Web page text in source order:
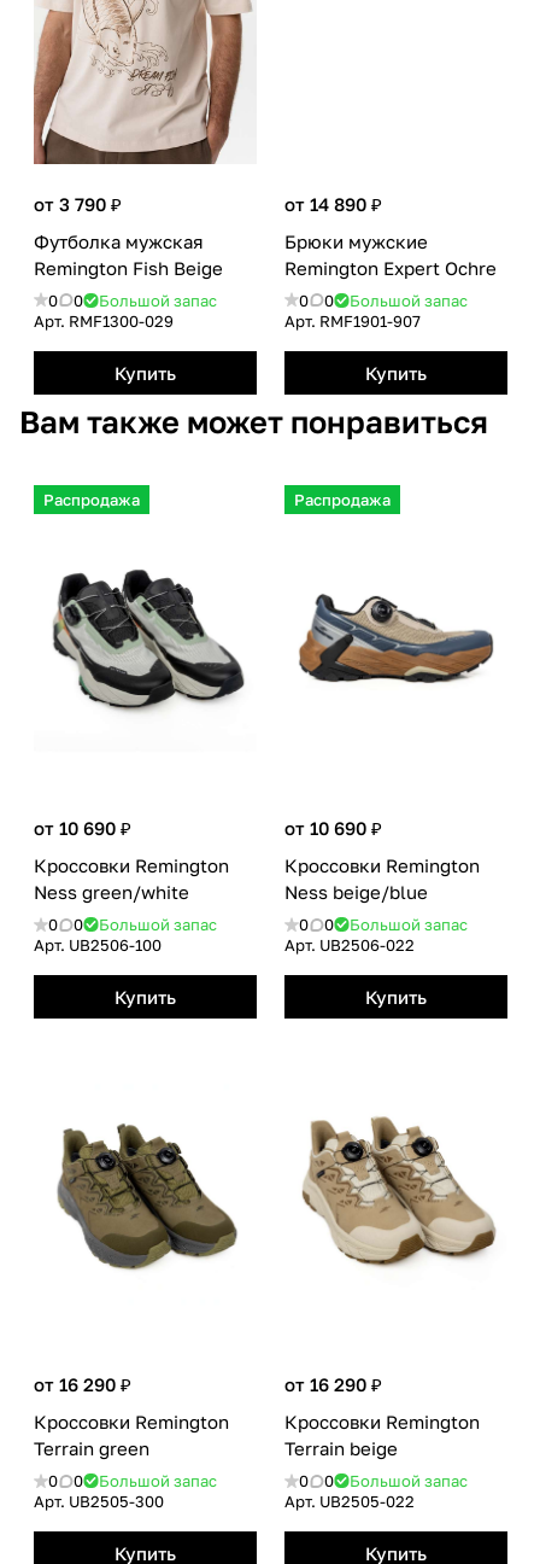
от 3 790 ₽
Футболка мужская
Remington Fish Beige
0 0
Большой запас
Арт. RMF1300-029
Купить
от 14 890 ₽
Брюки мужские
Remington Еxpert Оchre
0 0
Большой запас
Арт. RMF1901-907
Купить
Вам также может понравиться
Распродажа
от 10 690 ₽
Кроссовки Remington
Ness green/white
0 0
Большой запас
Арт. UB2506-100
Купить
Распродажа
от 10 690 ₽
Кроссовки Remington
Ness beige/blue
0 0
Большой запас
Арт. UB2506-022
Купить
от 16 290 ₽
Кроссовки Remington
Terrain green
0 0
Большой запас
Арт. UB2505-300
Купить
от 16 290 ₽
Кроссовки Remington
Terrain beige
0 0
Большой запас
Арт. UB2505-022
Купить